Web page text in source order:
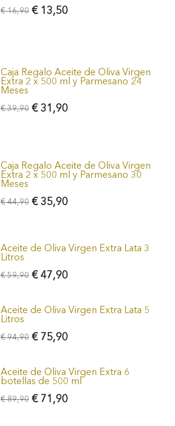
€ 13,50
€ 16,90
Caja Regalo Aceite de Oliva Virgen
Extra 2 x 500 ml y Parmesano 24
Meses
€ 31,90
€ 39,90
Caja Regalo Aceite de Oliva Virgen
Extra 2 x 500 ml y Parmesano 30
Meses
€ 35,90
€ 44,90
Aceite de Oliva Virgen Extra Lata 3
Litros
€ 47,90
€ 59,90
Aceite de Oliva Virgen Extra Lata 5
Litros
€ 75,90
€ 94,90
Aceite de Oliva Virgen Extra 6
botellas de 500 ml
€ 71,90
€ 89,90